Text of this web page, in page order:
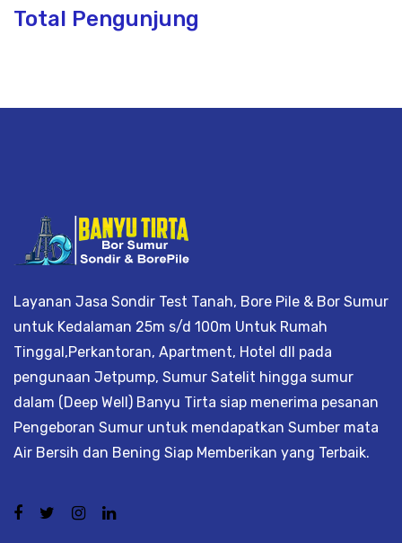
Total Pengunjung
Layanan Jasa Sondir Test Tanah, Bore Pile & Bor Sumur
untuk Kedalaman 25m s/d 100m Untuk Rumah
Tinggal,Perkantoran, Apartment, Hotel dll pada
pengunaan Jetpump, Sumur Satelit hingga sumur
dalam (Deep Well) Banyu Tirta siap menerima pesanan
Pengeboran Sumur untuk mendapatkan Sumber mata
Air Bersih dan Bening Siap Memberikan yang Terbaik.